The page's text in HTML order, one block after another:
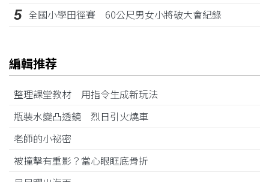
5 全國小學田徑賽 60公尺男女小將破大會紀錄
編輯推荐
整理課堂教材 用指令生成新玩法
瓶裝水變凸透鏡 烈日引火燒車
老師的小祕密
被撞擊有重影？當心眼眶底骨折